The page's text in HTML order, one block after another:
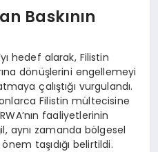
Baskının
hedef alarak, Filistin
dönüşlerini engellemeyi
çalıştığı vurgulandı.
Filistin mültecisine
faaliyetlerinin
aynı zamanda bölgesel
taşıdığı belirtildi.